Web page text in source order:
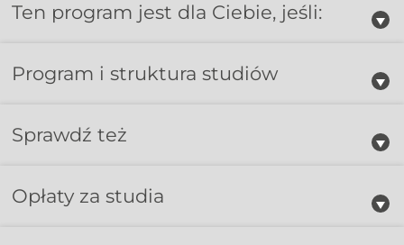
Ten program jest dla Ciebie, jeśli:
Program i struktura studiów
Sprawdź też
Opłaty za studia